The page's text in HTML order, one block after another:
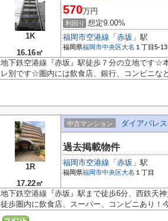
1K
16.16㎡
570万円
利回り
想定9.00%
福岡市空港線 「 赤坂 」駅
福岡県福岡市中央区大名 １丁目5-13
地下鉄空港線『赤坂』駅徒歩７分の立地です☆
レ別です☆圏内には飲食店、銀行、コンビニ
1R
17.22㎡
中古マンション ダイアパレ
過去掲載物件
福岡市空港線 「 赤坂 」駅
福岡県福岡市中央区大名 １丁目
地下鉄空港線『赤坂』駅まで徒歩6分、西鉄天
徒歩圏内に飲食店、スーパー、コンビニあり！